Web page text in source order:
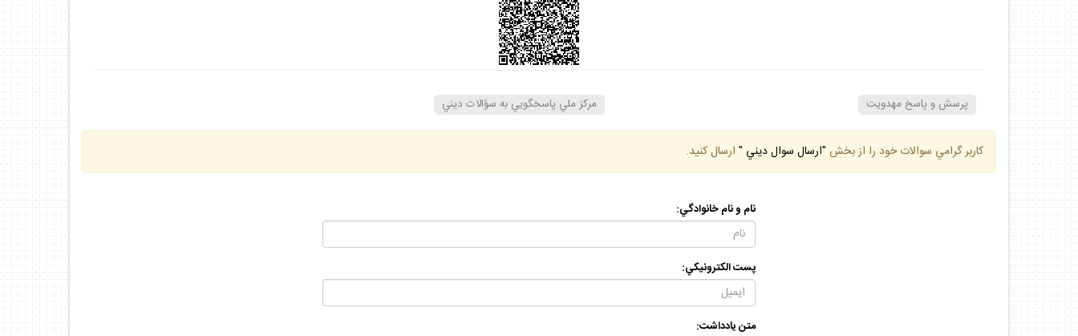
پرسش و پاسخ مهدويت مركز ملي پاسخگويي به سؤالات ديني
كاربر گرامي سوالات خود را از بخش "ارسال سوال ديني " ارسال كنيد.
نام و نام خانوادگي:
پست الكترونيكي:
متن يادداشت: